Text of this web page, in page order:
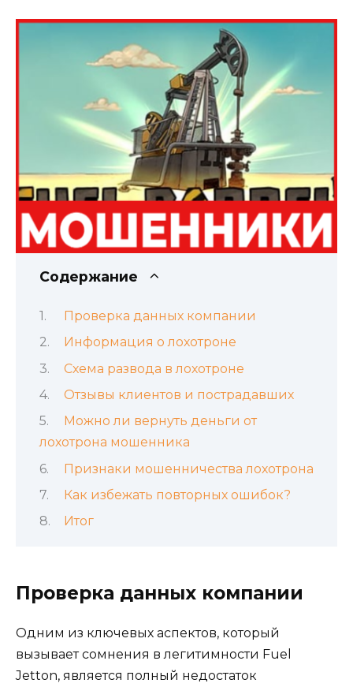
Содержание
Проверка данных компании
Информация о лохотроне
Схема развода в лохотроне
Отзывы клиентов и пострадавших
Можно ли вернуть деньги от
лохотрона мошенника
Признаки мошенничества лохотрона
Как избежать повторных ошибок?
Итог
Проверка данных компании
Одним из ключевых аспектов, который
вызывает сомнения в легитимности Fuel
Jetton, является полный недостаток